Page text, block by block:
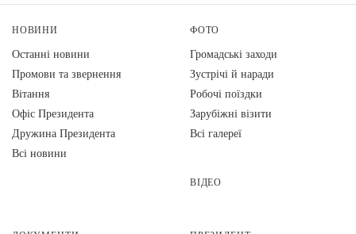
НОВИНИ
Останні новини
Промови та звернення
Вiтання
Офіс Президента
Дружина Президента
Всі новини
ФОТО
Громадські заходи
Зустрічі й наради
Робочі поїздки
Зарубіжні візити
Всі галереї
ВІДЕО